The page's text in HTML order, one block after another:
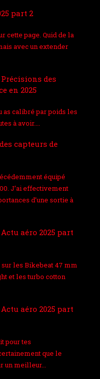
part 2
cette page. Quid de la
avec un extender
Précisions des
en 2025
as calibré par poids les
à avoir.…
capteurs de
équipé
J’ai effectivement
d’une sortie à
Actu aéro 2025 part
les Bikebeat 47 mm
et les turbo cotton
Actu aéro 2025 part
pour tes
que le
un meilleur…